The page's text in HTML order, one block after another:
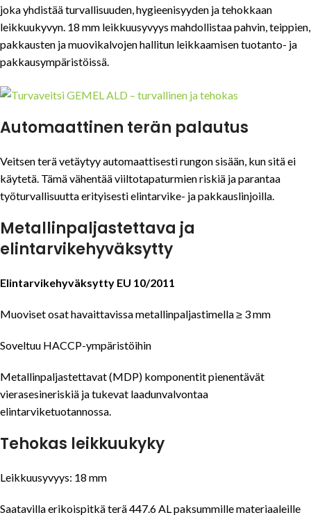
joka yhdistää turvallisuuden, hygieenisyyden ja tehokkaan
leikkuukyvyn. 18 mm leikkuusyvyys mahdollistaa pahvin, teippien,
pakkausten ja muovikalvojen hallitun leikkaamisen tuotanto- ja
pakkausympäristöissä.
Automaattinen terän palautus
Veitsen terä vetäytyy automaattisesti rungon sisään, kun sitä ei
käytetä. Tämä vähentää viiltotapaturmien riskiä ja parantaa
työturvallisuutta erityisesti elintarvike- ja pakkauslinjoilla.
Metallinpaljastettava ja
elintarvikehyväksytty
Elintarvikehyväksytty EU 10/2011
Muoviset osat havaittavissa metallinpaljastimella ≥ 3 mm
Soveltuu HACCP-ympäristöihin
Metallinpaljastettavat (MDP) komponentit pienentävät
vierasesineriskiä ja tukevat laadunvalvontaa
elintarviketuotannossa.
Tehokas leikkuukyky
Leikkuusyvyys: 18 mm
Saatavilla erikoispitkä terä 447.6 AL paksummille materiaaleille